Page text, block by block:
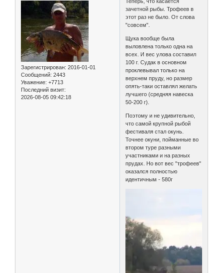
Зарегистрирован: 2016-01-01
Сообщений: 2443
Уважение: +7713
Последний визит:
2026-08-05 09:42:18
зачетной рыбы. Трофеев в
этот раз не было. От слова
"совсем".
Щука вообще была
выловлена только одна на
всех. И вес улова составил
100 г. Судак в основном
проклевывал только на
верхнем пруду, но размер
опять-таки оставлял желать
лучшего (средняя навеска
50-200 г).
Поэтому и не удивительно,
что самой крупной рыбой
фестиваля стал окунь.
Точнее окуни, пойманные во
втором туре разными
участниками и на разных
прудах. Но вот вес "трофеев"
оказался полностью
идентичным - 580г